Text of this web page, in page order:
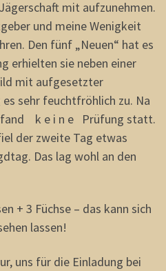
mit aufzunehmen.
und meine Wenigkeit
Den fünf „Neuen“ hat es
erhielten sie neben einer
mit aufgesetzter
sehr feuchtfröhlich zu. Na
fand k e i n e Prüfung statt.
der zweite Tag etwas
Das lag wohl an den
+ 3 Füchse – das kann sich
lassen!
uns für die Einladung bei